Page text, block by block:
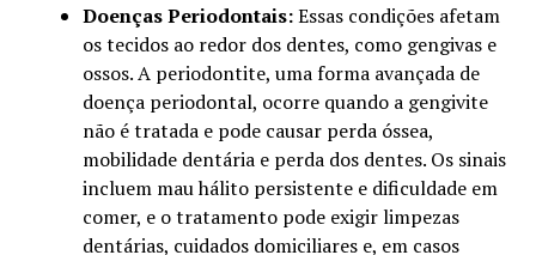
Doenças Periodontais:Essas condições afetam
os tecidos ao redor dos dentes, como gengivas e
ossos. A periodontite, uma forma avançada de
doença periodontal, ocorre quando a gengivite
não é tratada e pode causar perda óssea,
mobilidade dentária e perda dos dentes. Os sinais
incluem mau hálito persistente e dificuldade em
comer, e o tratamento pode exigir limpezas
dentárias, cuidados domiciliares e, em casos